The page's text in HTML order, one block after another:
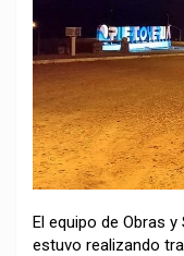
El equipo de Obras
estuvo realizando